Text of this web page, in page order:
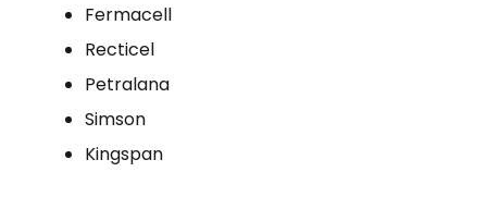
Fermacell
Recticel
Petralana
Simson
Kingspan